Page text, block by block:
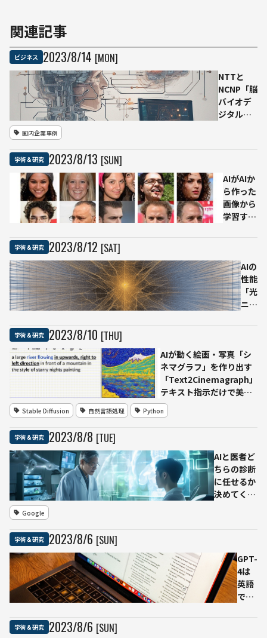
関連記事
ビジネス 2023/8/14 [MON]
NTTと
NCNP「脳
バイオデ
ジタルツ
の早期発
見・予防
を目指す
国内企業事例
学術＆研究 2023/8/13 [SUN]
AIがAIか
ら作った
画像から
学習する
食症」に
品質や多
様性に悪
影響
学術＆研究 2023/8/12 [SAT]
AIの
性能
「光
ニュ
ワー
ク」
で革
命起
ー効
率
100
倍に
学術＆研究 2023/8/10 [THU]
AIが動く絵画・写真「シ
ネマグラフ」を作り出す
「Text2Cinemagraph」
テキスト指示だけで美し
い作品が完成
Stable Diffusion 自然言語処理 Python
学術＆研究 2023/8/8 [TUE]
AIと医者ど
ちらの診断
に任せるか
決めてくれ
などが開発
Google
学術＆研究 2023/8/6 [SUN]
GPT-
4は
英語
で使
学術＆研究 2023/8/6 [SUN]